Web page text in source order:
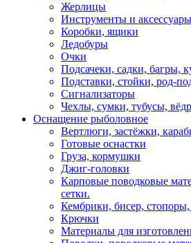
Жерлицы
Инструменты и
Коробки, ящики
Ледобуры
Очки
Подсачеки, садки, багры,
Подставки, стойки, род-
Сигнализаторы
Чехлы, сумки, тубусы,
Оснащение рыболовное
Вертлюги, застёжки,
Готовые оснастки
Груза, кормушки
Джиг-головки
Карповые поводковые
сетки.
Кембрики, бисер,
Крючки
Материалы для